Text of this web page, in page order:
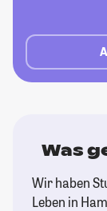
Was
Wir haben
Leben in